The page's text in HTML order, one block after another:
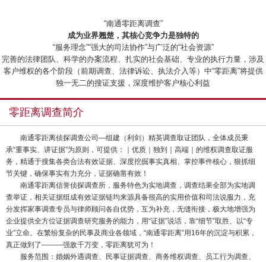
“南通零距离调查”
成为业界翘楚，其核心竞争力是独特的
“服务理念”“强大的司法协作”与广泛的“社会资源”
完善的法律团队、科学的办案流程、扎实的社会基础、专业的执行力量，涉及
客户维权的各个阶段（前期调查、法律诉讼、执法介入等）中“零距离”将提供
独一无二的搜证支援，深度维护客户核心利益
零距离调查简介
南通零距离侦探调查公司—组建（利剑）精英调查取证团队，全体成员秉
承“重事实、讲证据”为原则，可提供：｜优质｜独到｜高端｜的维权调查取证服
务，精通于搜集各类合法有效证据、深度挖掘事实真相、掌控事件核心，狠抓细
节关键，确保事实有力充分，证据确凿有效！
南通零距离信誉侦探调查所，服务特色为实地调查，调查结果全部为实地调
查举证，相关证据组成有效证据链均来源具备很高的实用价值和司法说服力，充
分发挥家事调查专员与律师顾问各自优势，互为补充，无缝衔接，极大地增强为
企业提供全方位证据调查研究服务的能力，用“证据”说话，靠“细节”取胜、以“专
业”立命。在繁纷复杂的民事及商业各领域，“南通零距离”用16年的沉淀与积累，
真正做到了———强敌千万变，零距离犹可为！
服务范围：婚姻外遇调查、民事证据调查、商务维权调查、员工行为调查、